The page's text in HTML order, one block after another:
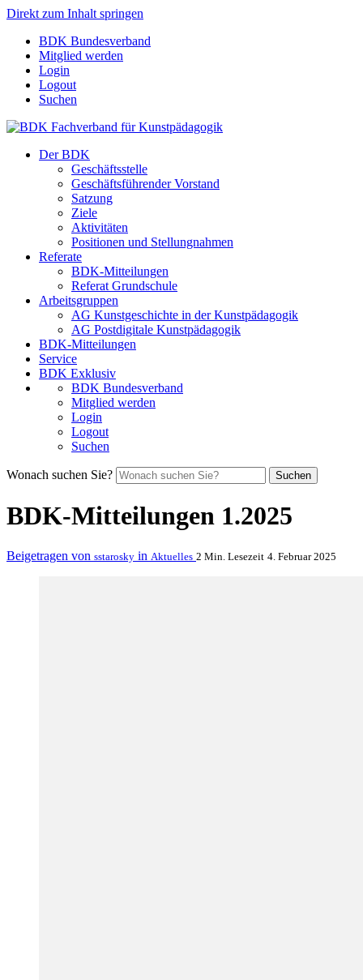
Direkt zum Inhalt springen
BDK Bundesverband
Mitglied werden
Login
Logout
Suchen
Der BDK
Geschäftsstelle
Geschäftsführender Vorstand
Satzung
Ziele
Aktivitäten
Positionen und Stellungnahmen
Referate
BDK-Mitteilungen
Referat Grundschule
Arbeitsgruppen
AG Kunstgeschichte in der Kunstpädagogik
AG Postdigitale Kunstpädagogik
BDK-Mitteilungen
Service
BDK Exklusiv
BDK Bundesverband
Mitglied werden
Login
Logout
Suchen
Wonach suchen Sie? Suchen
BDK-Mitteilungen 1.2025
Beigetragen von sstarosky in Aktuelles 2 Min. Lesezeit 4. Februar 2025